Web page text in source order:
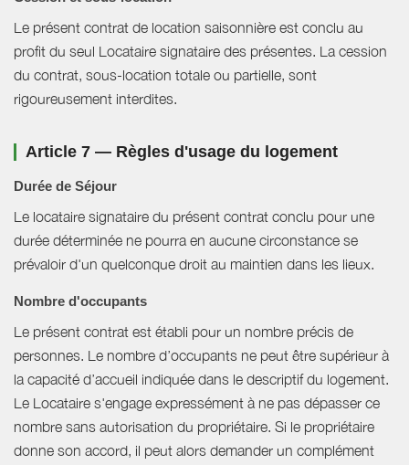
Le présent contrat de location saisonnière est conclu au
profit du seul Locataire signataire des présentes. La cession
du contrat, sous-location totale ou partielle, sont
rigoureusement interdites.
Article 7 — Règles d'usage du logement
Durée de Séjour
Le locataire signataire du présent contrat conclu pour une
durée déterminée ne pourra en aucune circonstance se
prévaloir d'un quelconque droit au maintien dans les lieux.
Nombre d'occupants
Le présent contrat est établi pour un nombre précis de
personnes. Le nombre d’occupants ne peut être supérieur à
la capacité d’accueil indiquée dans le descriptif du logement.
Le Locataire s'engage expressément à ne pas dépasser ce
nombre sans autorisation du propriétaire. Si le propriétaire
donne son accord, il peut alors demander un complément